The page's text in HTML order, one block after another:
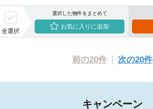
全選択
選択した物件をまとめて
お気に入りに追加
前の20件 次の20件
キャンペーン